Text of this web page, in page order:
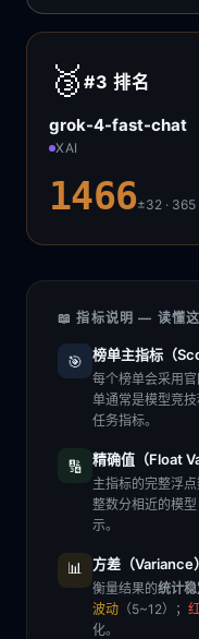
🥉 #3排名
grok-4-fast-chat
XAI
1466±32 · 365
📖 指标说明 — 读懂
🎯 榜单主指标（
每个榜单会采用
单通常是模型竞
任务指标。
🔢 精确值（Float
主指标的完整浮
整数分相近的模
示。
📊 方差（Variance）
衡量结果的统计
波动 （5~12）；
化。